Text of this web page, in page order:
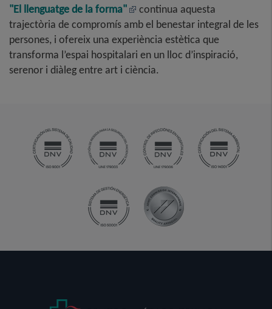
"El llenguatge de la forma"
continua aquesta
trajectòria de compromís amb el benestar integral de les
persones, i ofereix una experiència estètica que
transforma l’espai hospitalari en un lloc d’inspiració,
serenor i diàleg entre art i ciència.